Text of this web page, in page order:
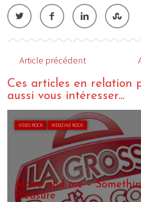
Article précédent
Ces articles en relation
aussi vous intéresser...
CHRONIQUE ROCK WEBZINE ROCK
Not – Fran